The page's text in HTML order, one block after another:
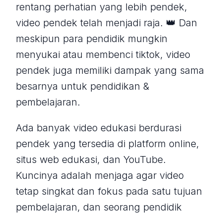
rentang perhatian yang lebih pendek,
video pendek telah menjadi raja. 👑 Dan
meskipun para pendidik mungkin
menyukai atau membenci tiktok, video
pendek juga memiliki dampak yang sama
besarnya untuk pendidikan &
pembelajaran.
Ada banyak video edukasi berdurasi
pendek yang tersedia di platform online,
situs web edukasi, dan YouTube.
Kuncinya adalah menjaga agar video
tetap singkat dan fokus pada satu tujuan
pembelajaran, dan seorang pendidik